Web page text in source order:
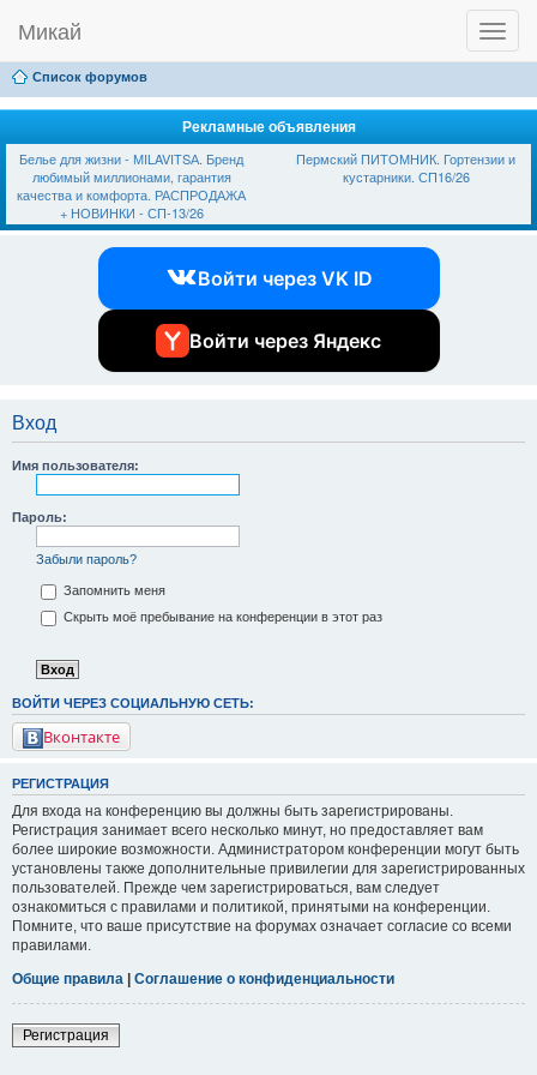
T
o
g
l
n
a
g
Микай
Ссылки Вход
Список форумов
Рекламные объявления
Белье для жизни - МILAVIТSА. Бренд
любимый миллионами, гарантия
качества и комфорта. РАСПРОДАЖА
+ НОВИНКИ - СП-13/26
Пермский ПИТОМНИК. Гортензии и
кустарники. СП16/26
Войти через VK ID
Войти через Яндекс
Вход
Имя пользователя:
Пароль:
Забыли пароль?
Запомнить меня
Скрыть моё пребывание на конференции в этот раз
ВОЙТИ ЧЕРЕЗ СОЦИАЛЬНУЮ СЕТЬ:
Вконтакте
РЕГИСТРАЦИЯ
Для входа на конференцию вы должны быть зарегистрированы.
Регистрация занимает всего несколько минут, но предоставляет вам
более широкие возможности. Администратором конференции могут быть
установлены также дополнительные привилегии для зарегистрированных
пользователей. Прежде чем зарегистрироваться, вам следует
ознакомиться с правилами и политикой, принятыми на конференции.
Помните, что ваше присутствие на форумах означает согласие со всеми
правилами.
Общие правила
Соглашение о конфиденциальности
Регистрация